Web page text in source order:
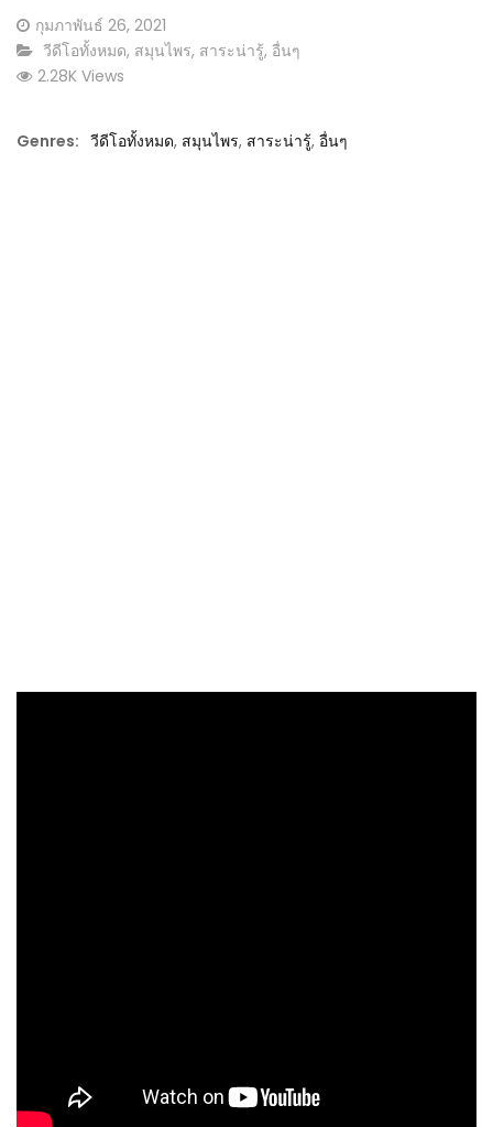
Posted
on
กุมภาพันธ์ 26, 2021
CATEGORY:
วีดีโอทั้งหมด, สมุนไพร, สาระน่ารู้, อื่นๆ
2.28K Views
Genres: วีดีโอทั้งหมด, สมุนไพร, สาระน่ารู้, อื่นๆ